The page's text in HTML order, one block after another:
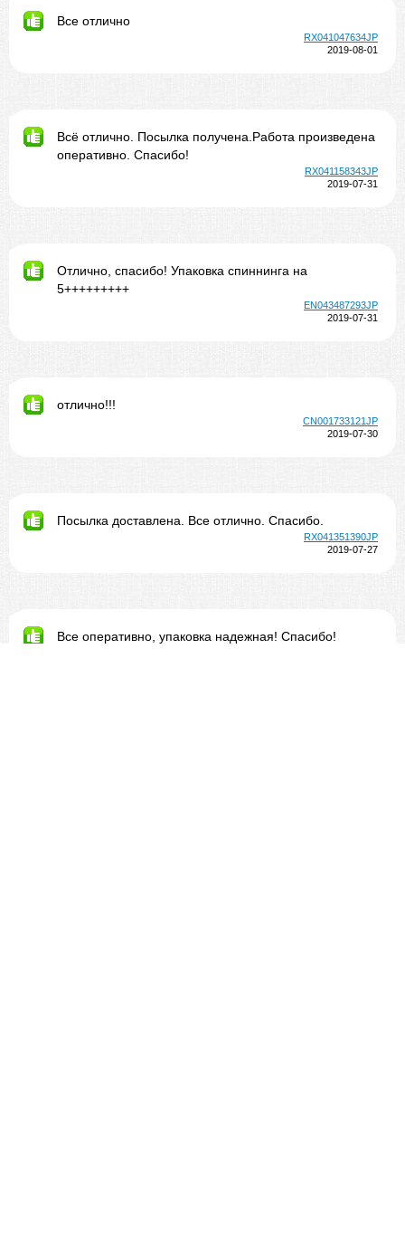
Все отлично
RX041047634JP
2019-08-01
Всё отлично. Посылка получена.Работа произведена
оперативно. Спасибо!
RX041158343JP
2019-07-31
Отлично, спасибо! Упаковка спиннинга на
5+++++++++
EN043487293JP
2019-07-31
отлично!!!
CN001733121JP
2019-07-30
Посылка доставлена. Все отлично. Спасибо.
RX041351390JP
2019-07-27
Все оперативно, упаковка надежная! Спасибо!